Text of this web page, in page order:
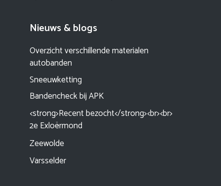
Nieuws & blogs
Overzicht verschillende materialen
autobanden
Sneeuwketting
Bandencheck bij APK
<strong>Recent bezocht</strong><br><br>
2e Exloërmond
Zeewolde
Varsselder